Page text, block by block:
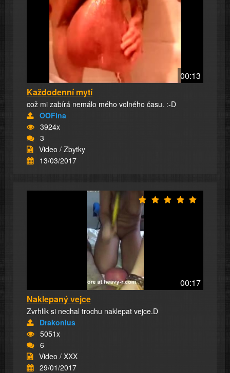
00:13
Každodenní mytí
což mi zabírá nemálo mého volného času. :-D
OOFina
3924x
3
Video / Zbytky
13/03/2017
00:17
Naklepaný vejce
Zvrhlík si nechal trochu naklepat vejce.D
Drakonius
5051x
6
Video / XXX
29/01/2017